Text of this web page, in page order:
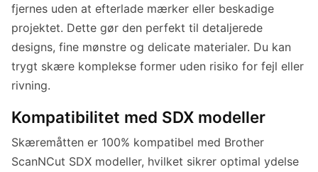
fjernes uden at efterlade mærker eller beskadige
projektet. Dette gør den perfekt til detaljerede
designs, fine mønstre og delicate materialer. Du kan
trygt skære komplekse former uden risiko for fejl eller
rivning.
Kompatibilitet med SDX modeller
Skæremåtten er 100% kompatibel med Brother
ScanNCut SDX modeller, hvilket sikrer optimal ydelse